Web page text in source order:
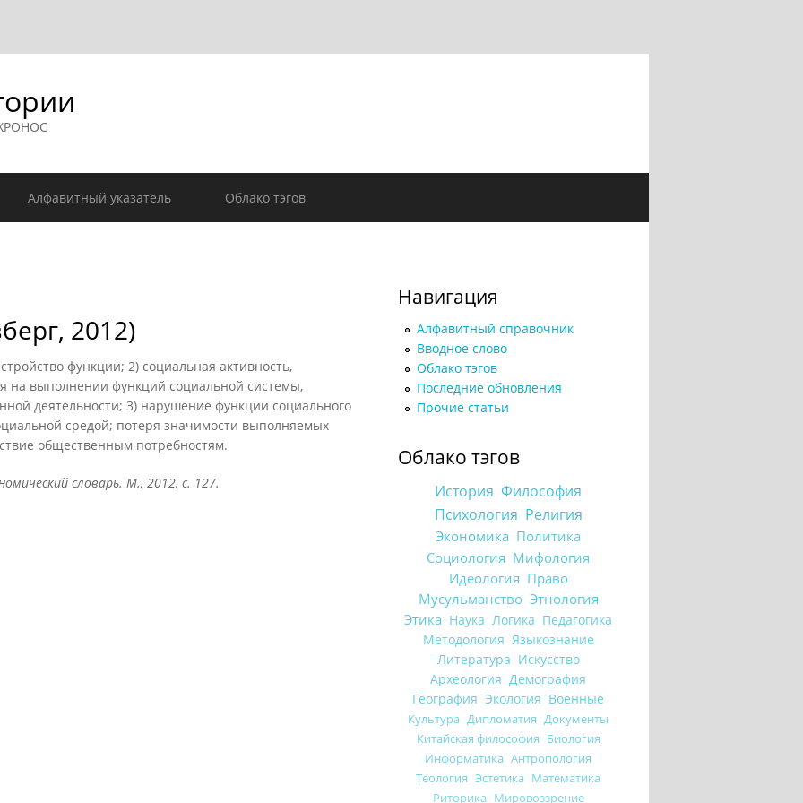
Алфавитный указатель Облако тэгов
2012)
функции; 2) социальная активность,
на выполнении функций социальной системы,
деятельности; 3) нарушение функции социального
средой; потеря значимости выполняемых
общественным потребностям.
словарь. М., 2012, с. 127.
Навигация
Алфавитный справочник
Вводное слово
Облако тэгов
Последние обновления
Прочие статьи
Облако тэгов
История Философия
Психология Религия
Экономика Политика
Социология Мифология
Идеология Право
Мусульманство Этнология
Этика Наука Логика Педагогика
Методология Языкознание
Литература Искусство
Археология Демография
География Экология Военные
Культура Дипломатия Документы
Китайская философия Биология
Информатика Антропология
Теология Эстетика Математика
Риторика Мировоззрение